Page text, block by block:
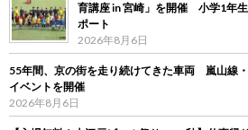
育講座 in 宮崎」を開催 小学1年
ポート
2026年8月6日
55年間、京の街を走り続けてきた車両 嵐山線
イベントを開催
2026年8月6日